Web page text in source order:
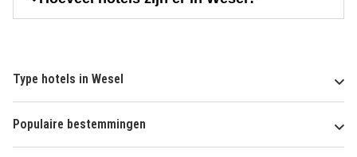
Type hotels in Wesel
Populaire bestemmingen